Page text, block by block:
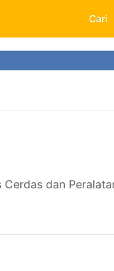
Cari
Cerdas dan